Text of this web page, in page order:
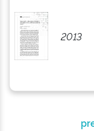
2013